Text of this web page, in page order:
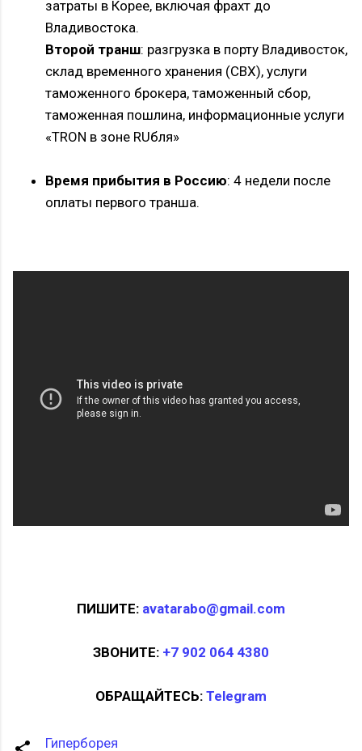
затраты в Корее, включая фрахт до
Владивостока.
Второй транш: разгрузка в порту Владивосток,
склад временного хранения (СВХ), услуги
таможенного брокера, таможенный сбор,
таможенная пошлина, информационные услуги
«TRON в зоне RUбля»
Время прибытия в Россию: 4 недели после
оплаты первого транша.
ПИШИТЕ: avatarabo@gmail.com
ЗВОНИТЕ: +7 902 064 4380
ОБРАЩАЙТЕСЬ: Telegram
Гиперборея